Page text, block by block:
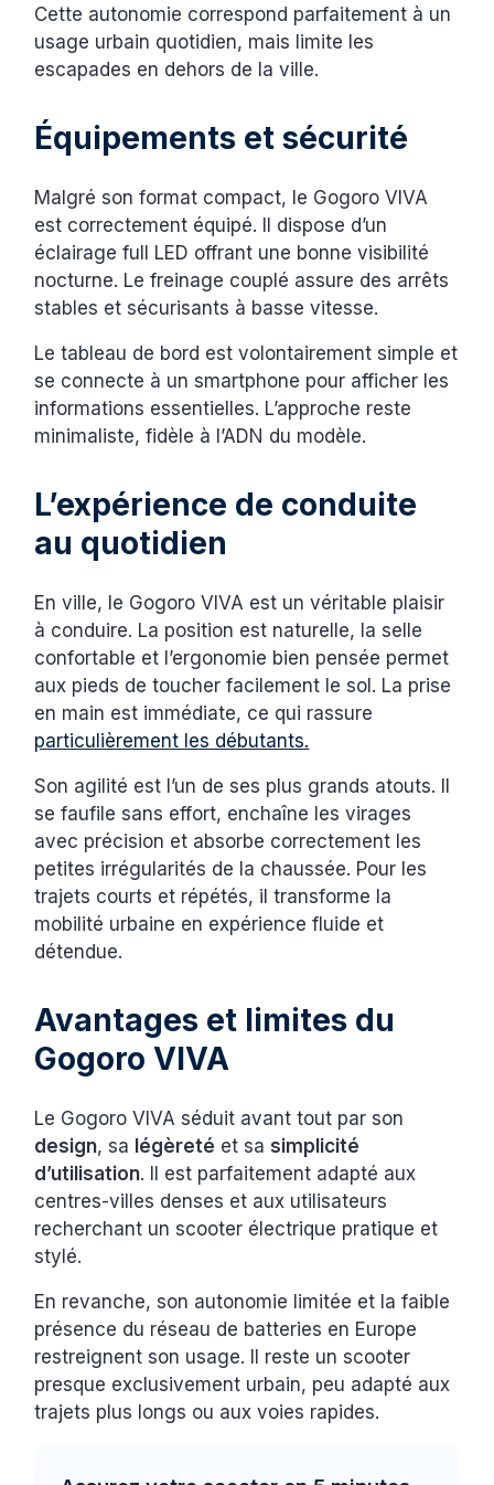
Cette autonomie correspond parfaitement à un
usage urbain quotidien, mais limite les
escapades en dehors de la ville.
Équipements et sécurité
Malgré son format compact, le Gogoro VIVA
est correctement équipé. Il dispose d’un
éclairage full LED offrant une bonne visibilité
nocturne. Le freinage couplé assure des arrêts
stables et sécurisants à basse vitesse.
Le tableau de bord est volontairement simple et
se connecte à un smartphone pour afficher les
informations essentielles. L’approche reste
minimaliste, fidèle à l’ADN du modèle.
L’expérience de conduite
au quotidien
En ville, le Gogoro VIVA est un véritable plaisir
à conduire. La position est naturelle, la selle
confortable et l’ergonomie bien pensée permet
aux pieds de toucher facilement le sol. La prise
en main est immédiate, ce qui rassure
particulièrement les débutants.
Son agilité est l’un de ses plus grands atouts. Il
se faufile sans effort, enchaîne les virages
avec précision et absorbe correctement les
petites irrégularités de la chaussée. Pour les
trajets courts et répétés, il transforme la
mobilité urbaine en expérience fluide et
détendue.
Avantages et limites du
Gogoro VIVA
Le Gogoro VIVA séduit avant tout par son
design, sa légèreté et sasimplicité
d’utilisation. Il est parfaitement adapté aux
centres-villes denses et aux utilisateurs
recherchant un scooter électrique pratique et
stylé.
En revanche, son autonomie limitée et la faible
présence du réseau de batteries en Europe
restreignent son usage. Il reste un scooter
presque exclusivement urbain, peu adapté aux
trajets plus longs ou aux voies rapides.